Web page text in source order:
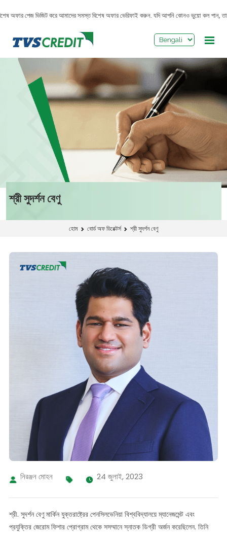
পেজ ভিজিট করে আমাদের সমস্ত বিশেষ অফার ভেরিফাই করুন. যদি আপনি কোনও ভুয়ো কল পান, তাহলে
শ্রী সুদর্শন বেণু
হোম বোর্ড অফ ডিরেক্টর্স শ্রী সুদর্শন বেণু
নিরঞ্জন মোহন 24 জুলাই, 2023
শ্রী. সুদর্শন বেণু মার্কিন যুক্তরাষ্ট্রের পেনসিলভেনিয়া বিশ্ববিদ্যালয়ে ম্যানেজমেন্ট এবং
প্রযুক্তির জেরোম ফিশার প্রোগ্রাম থেকে সসম্মানে স্নাতক ডিগ্রী অর্জন করেছিলেন. তিনি